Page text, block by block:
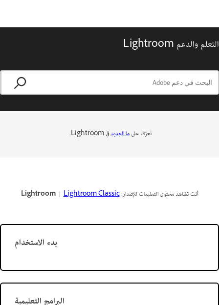
التعلم والدعم Lightroom
تعرّف علىما الجديدفي Lightroom.
أنت تشاهد محتوى التعليمات للإصدار: Lightroom |Lightroom Classic
بدء الاستخدام